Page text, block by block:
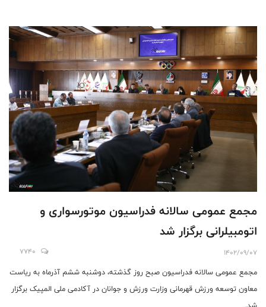
مجمع عمومی سالانه فدراسیون موتورسواری و
اتومبیلرانی برگزار شد
1402/09/07
7740
مجمع عمومی سالانه فدراسیون صبح روز گذشته، دوشنبه ششم آذرماه به ریاست
معاون توسعه ورزش قهرمانی وزارت ورزش و جوانان در آکادمی ملی المپیک برگزار